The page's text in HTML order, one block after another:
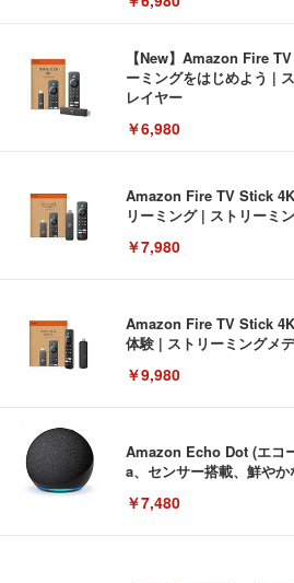
【New】Amazon Fire
ーミングをはじめよう |
レイヤー
￥6,980
Amazon Fire TV Stick
リーミング | ストリーミ
￥7,980
Amazon Fire TV Stick
体験 | ストリーミングメ
￥9,980
Amazon Echo Dot (エコ
a、センサー搭載、鮮や
￥7,480